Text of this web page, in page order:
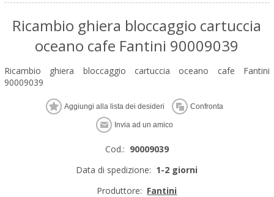
Ricambio ghiera bloccaggio cartuccia
oceano cafe Fantini 90009039
Ricambio ghiera bloccaggio cartuccia oceano cafe Fantini
90009039
Cod.: 90009039
Data di spedizione: 1-2 giorni
Produttore: Fantini